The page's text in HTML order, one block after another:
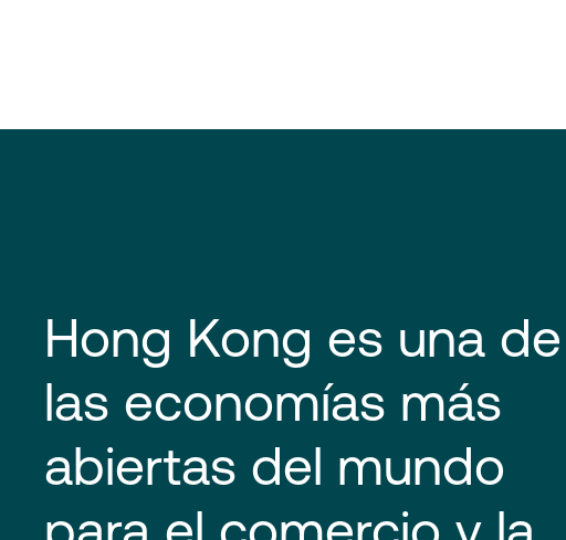
Hong Kong es una de
las economías más
abiertas del mundo